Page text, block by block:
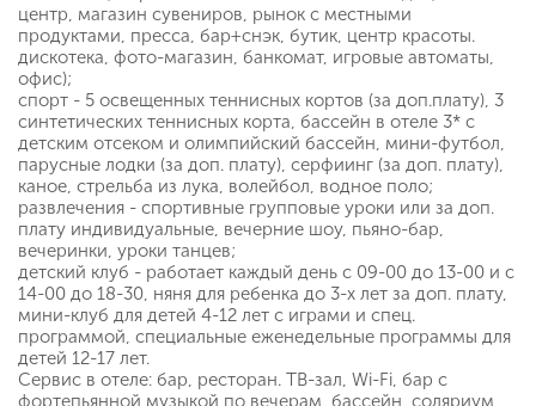
центр, магазин сувениров, рынок с местными
продуктами, пресса, бар+снэк, бутик, центр красоты.
дискотека, фото-магазин, банкомат, игровые автоматы,
офис);
спорт - 5 освещенных теннисных кортов (за доп.плату), 3
синтетических теннисных корта, бассейн в отеле 3* с
детским отсеком и олимпийский бассейн, мини-футбол,
парусные лодки (за доп. плату), серфиинг (за доп. плату),
каное, стрельба из лука, волейбол, водное поло;
развлечения - спортивные групповые уроки или за доп.
плату индивидуальные, вечерние шоу, пьяно-бар,
вечеринки, уроки танцев;
детский клуб - работает каждый день с 09-00 до 13-00 и с
14-00 до 18-30, няня для ребенка до 3-х лет за доп. плату,
мини-клуб для детей 4-12 лет с играми и спец.
программой, специальные еженедельные программы для
детей 12-17 лет.
Сервис в отеле: бар, ресторан. ТВ-зал, Wi-Fi, бар с
фортепьянной музыкой по вечерам, бассейн, соляриум